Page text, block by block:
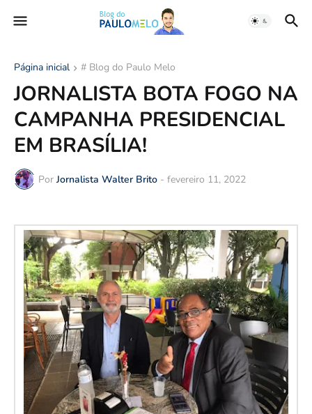
Página inicial # Blog do Paulo Melo
JORNALISTA BOTA FOGO NA
CAMPANHA PRESIDENCIAL
EM BRASÍLIA!
Por Jornalista Walter Brito - fevereiro 11, 2022